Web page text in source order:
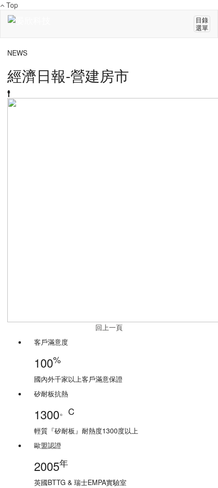
Top
目錄
選單
NEWS
經濟日報-營建房市
回上一頁
客戶滿意度
100%
國內外千家以上客戶滿意保證
矽耐板抗熱
1300。C
輕質『矽耐板』耐熱度1300度以上
歐盟認證
2005年
英國BTTG & 瑞士EMPA實驗室